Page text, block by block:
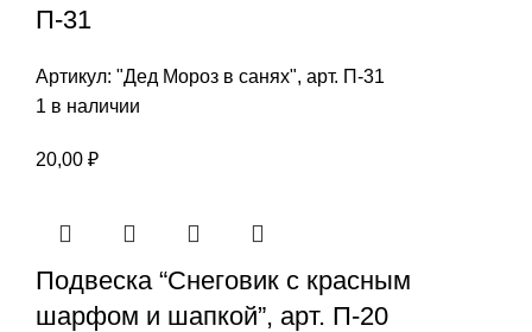
П-31
Артикул: "Дед Мороз в санях", арт. П-31
1 в наличии
20,00 ₽
Подвеска “Снеговик с красным
шарфом и шапкой”, арт. П-20